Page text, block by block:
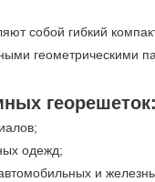
собой гибкий
геометрическими
одежд;
и